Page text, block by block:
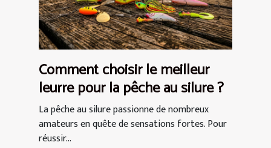
Comment choisir le meilleur
leurre pour la pêche au silure ?
La pêche au silure passionne de nombreux
amateurs en quête de sensations fortes. Pour
réussir...